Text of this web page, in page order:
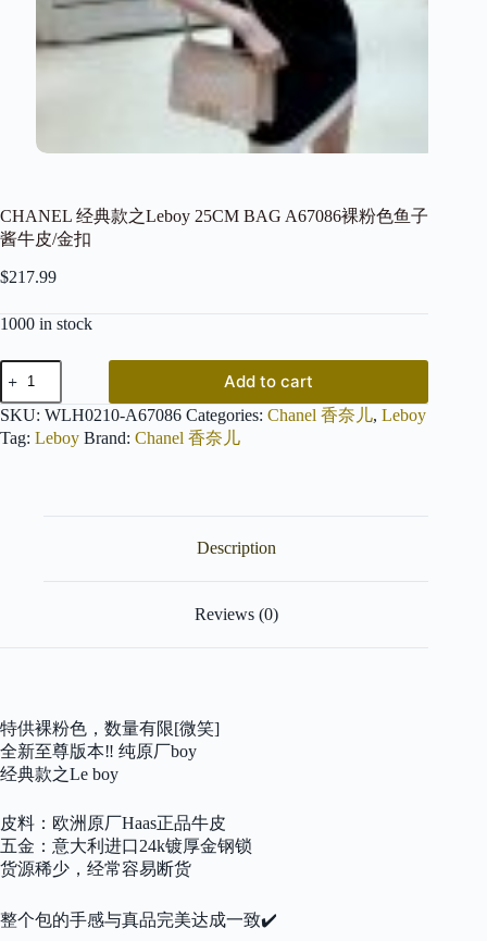
CHANEL 经典款之Leboy 25CM BAG A67086裸粉色鱼子
酱牛皮/金扣
$217.99
1000 in stock
CHANEL
经
典
款
之
酱
扣
quantity
Add to cart
SKU: WLH0210-A67086 Categories: Chanel 香奈儿, Leboy
Tag: Leboy Brand: Chanel 香奈儿
Description
Reviews (0)
特供裸粉色，数量有限[微笑]
全新至尊版本‼️ 纯原厂boy
经典款之Le boy
皮料：欧洲原厂Haas正品牛皮
五金：意大利进口24k镀厚金钢锁
货源稀少，经常容易断货
整个包的手感与真品完美达成一致✔️